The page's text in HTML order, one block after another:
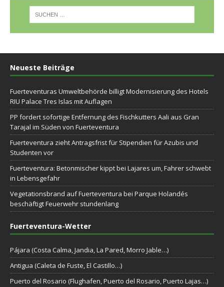
Neueste Beiträge
Fuerteventuras Umweltbehörde billigt Modernisierung des Hotels
RIU Palace Tres Islas mit Auflagen
PP fordert sofortige Entfernung des Fischkutters Aali aus Gran
Tarajal im Süden von Fuerteventura
Fuerteventura zieht Antragsfrist für Stipendien für Azubis und
Studenten vor
Fuerteventura: Betonmischer kippt bei Lajares um, Fahrer schwebt
in Lebensgefahr
Vegetationsbrand auf Fuerteventura bei Parque Holandés
beschäftigt Feuerwehr stundenlang
Fuerteventura-Wetter
Pájara (Costa Calma, Jandia, La Pared, Morro Jable…)
Antigua (Caleta de Fuste, El Castillo…)
Puerto del Rosario (Flughafen, Puerto del Rosario, Puerto Lajas…)